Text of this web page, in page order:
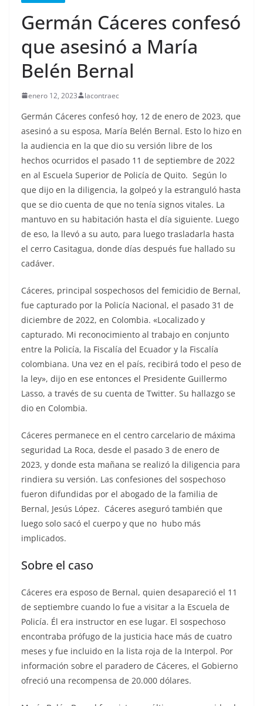
Germán Cáceres confesó
que asesinó a María
Belén Bernal
enero 12, 2023 lacontraec
Germán Cáceres confesó hoy, 12 de enero de 2023, que
asesinó a su esposa, María Belén Bernal. Esto lo hizo en
la audiencia en la que dio su versión libre de los
hechos ocurridos el pasado 11 de septiembre de 2022
en al Escuela Superior de Policía de Quito. Según lo
que dijo en la diligencia, la golpeó y la estranguló hasta
que se dio cuenta de que no tenía signos vitales. La
mantuvo en su habitación hasta el día siguiente. Luego
de eso, la llevó a su auto, para luego trasladarla hasta
el cerro Casitagua, donde días después fue hallado su
cadáver.
Cáceres, principal sospechosos del femicidio de Bernal,
fue capturado por la Policía Nacional, el pasado 31 de
diciembre de 2022, en Colombia. «Localizado y
capturado. Mi reconocimiento al trabajo en conjunto
entre la Policía, la Fiscalía del Ecuador y la Fiscalía
colombiana. Una vez en el país, recibirá todo el peso de
la ley», dijo en ese entonces el Presidente Guillermo
Lasso, a través de su cuenta de Twitter. Su hallazgo se
dio en Colombia.
Cáceres permanece en el centro carcelario de máxima
seguridad La Roca, desde el pasado 3 de enero de
2023, y donde esta mañana se realizó la diligencia para
rindiera su versión. Las confesiones del sospechoso
fueron difundidas por el abogado de la familia de
Bernal, Jesús López. Cáceres aseguró también que
luego solo sacó el cuerpo y que no hubo más
implicados.
Sobre el caso
Cáceres era esposo de Bernal, quien desapareció el 11
de septiembre cuando lo fue a visitar a la Escuela de
Policía. Él era instructor en ese lugar. El sospechoso
encontraba prófugo de la justicia hace más de cuatro
meses y fue incluido en la lista roja de la Interpol. Por
información sobre el paradero de Cáceres, el Gobierno
ofreció una recompensa de 20.000 dólares.